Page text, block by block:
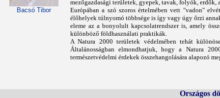
Bacsó Tibor
mezőgazdasági területek, gyepek, tavak, folyók,
Európában a szó szoros értelmében vett "vadon"
élőhelyek túlnyomó többsége is így vagy úgy őrzi
eleme az a bonyolult kapcsolatrendszer is, amely
különböző földhasználati praktikák.
A Natura 2000 területek védelmében tehát
Általánosságban elmondhatjuk, hogy a Natura
természetvédelmi érdekek összehangolására alapozó
Országos